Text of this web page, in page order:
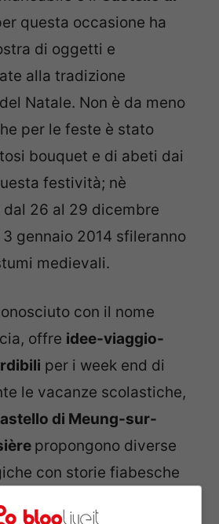
questa occasione ha
di oggetti e
alla tradizione
Natale. Non è da meno
per le feste è stato
bouquet e di abeti dai
festività; nè
dal 26 al 29 dicembre
3 gennaio 2014 sfileranno
medievali.
con il nome
offre idee-viaggio-
per i week end di
le vacanze scolastiche,
di Meung-sur-
propongono diverse
con storie fiabesche